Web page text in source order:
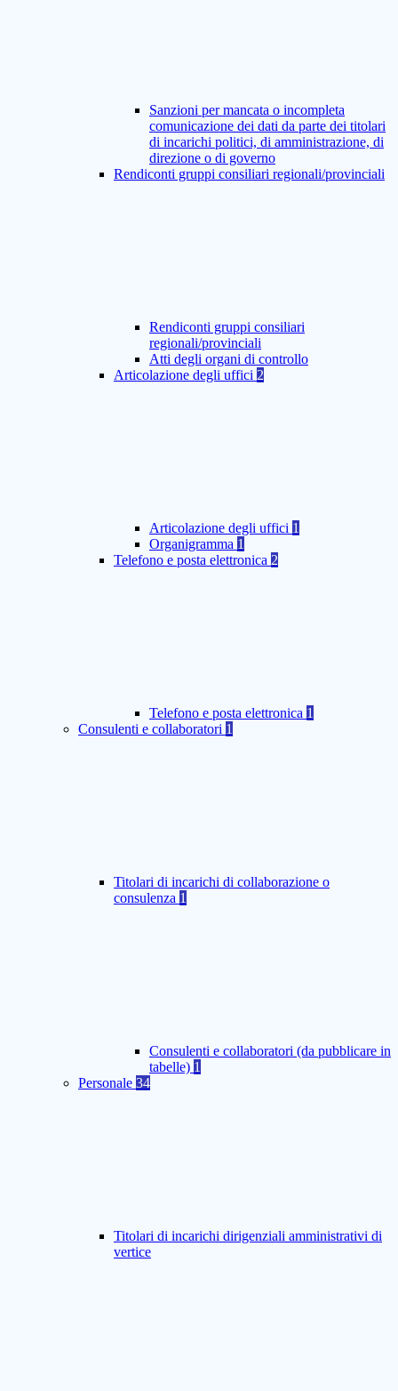
Sanzioni per mancata o incompleta
comunicazione dei dati da parte dei titolari
di incarichi politici, di amministrazione, di
direzione o di governo
Rendiconti gruppi consiliari regionali/provinciali
Rendiconti gruppi consiliari
regionali/provinciali
Atti degli organi di controllo
Articolazione degli uffici 2
Articolazione degli uffici 1
Organigramma 1
Telefono e posta elettronica 2
Telefono e posta elettronica 1
Consulenti e collaboratori 1
Titolari di incarichi di collaborazione o
consulenza 1
Consulenti e collaboratori (da pubblicare in
tabelle) 1
Personale 34
Titolari di incarichi dirigenziali amministrativi di
vertice